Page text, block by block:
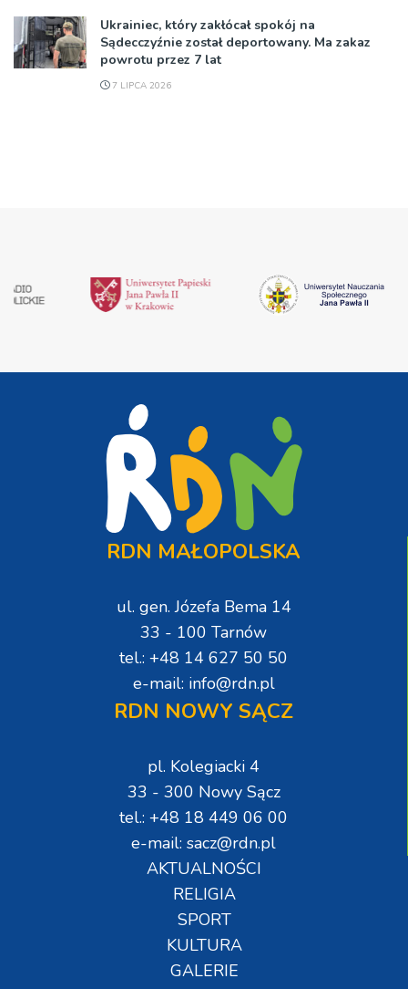
Ukrainiec, który zakłócał spokój na
Sądecczyźnie został deportowany. Ma zakaz
powrotu przez 7 lat
7 LIPCA 2026
RDN MAŁOPOLSKA
ul. gen. Józefa Bema 14
33 - 100 Tarnów
tel.: +48 14 627 50 50
e-mail: info@rdn.pl
RDN NOWY SĄCZ
pl. Kolegiacki 4
33 - 300 Nowy Sącz
tel.: +48 18 449 06 00
e-mail: sacz@rdn.pl
AKTUALNOŚCI
RELIGIA
SPORT
KULTURA
GALERIE